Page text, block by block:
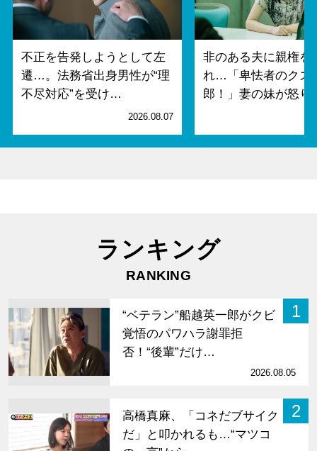
不正を告発しようとして左
遷…。法務省出身男性が“理
不尽対応”を受け…
2026.08.07
非のある夫に親権を
れ…「卑怯者のクズ
郎！」妻の妹が怒
ランキング
RANKING
1
“ベテラン”船越英一郎がクビ
覚悟のパワハラ謝罪拒
否！“後輩”だけ…
2026.08.05
2
高橋真麻、「コネだブサイク
だ」と叩かれるも…“マツコ